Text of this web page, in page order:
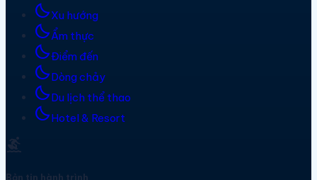
bedtimeXu hướng
bedtimeẨm thực
bedtimeĐiểm đến
bedtimeDòng chảy
bedtimeDu lịch thể thao
bedtimeHotel & Resort
surfing
Bản tin hành trình